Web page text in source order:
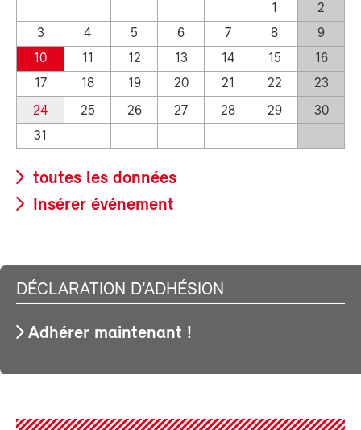
1
2
3
4 5 6 7 8
9
10
11 12 13 14 15
16
17
18 19 20 21 22
23
24
25 26 27 28 29
30
31
toutes les données
Insérer événement
DÉCLARATION D’ADHÉSION
Adhérer maintenant !